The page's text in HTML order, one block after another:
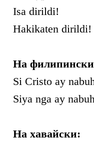
Isa dirildi!
Hakikaten dirildi!
На
Si Cristo ay
Siya nga ay
На хавайски: